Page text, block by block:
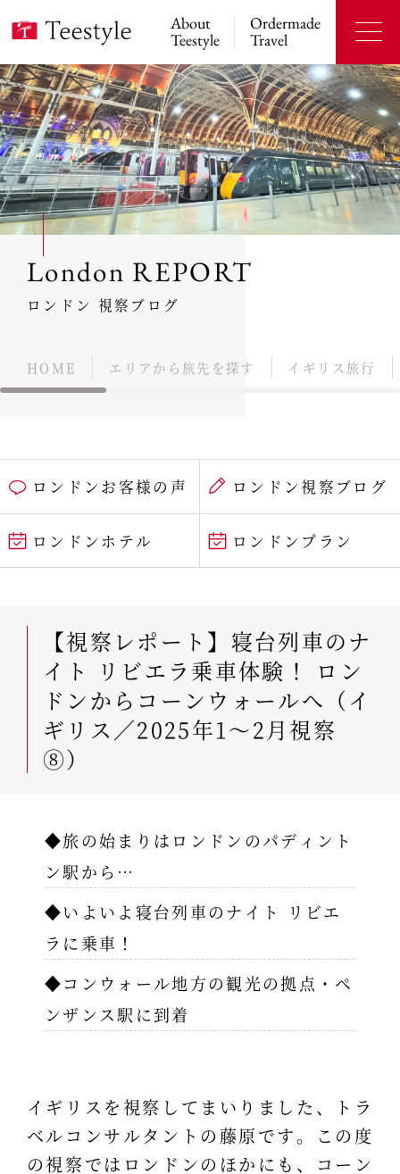
About
Teestyle
Ordermade
Travel
London REPORT
ロンドン 視察ブログ
HOME エリアから旅先を探す イギリス旅行
ロンドンお客様の声 ロンドン視察ブログ
ロンドンホテル ロンドンプラン
【視察レポート】寝台列車のナ
イト リビエラ乗車体験！ ロン
ドンからコーンウォールへ（イ
ギリス／2025年1～2月視察
⑧）
◆旅の始まりはロンドンのパディント
ン駅から…
◆いよいよ寝台列車のナイト リビエ
ラに乗車！
◆コンウォール地方の観光の拠点・ペ
ンザンス駅に到着
イギリスを視察してまいりました、トラ
ベルコンサルタントの藤原です。この度
の視察ではロンドンのほかにも、コーン